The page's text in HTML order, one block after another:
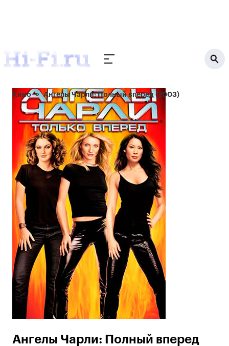
Кино Ангелы Чарли: Полный вперед (2003)
Ангелы Чарли: Полный вперед